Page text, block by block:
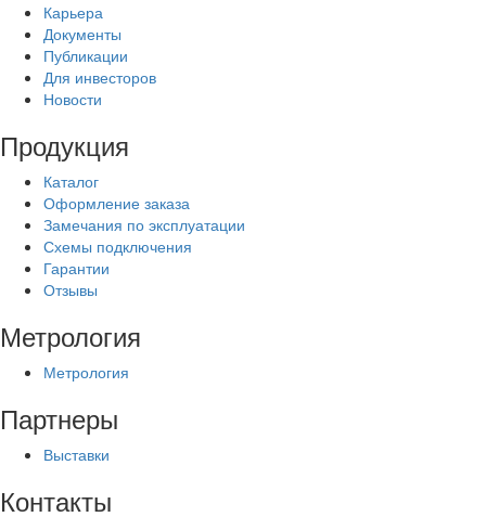
Карьера
Документы
Публикации
Для инвесторов
Новости
Продукция
Каталог
Оформление заказа
Замечания по эксплуатации
Схемы подключения
Гарантии
Отзывы
Метрология
Метрология
Партнеры
Выставки
Контакты